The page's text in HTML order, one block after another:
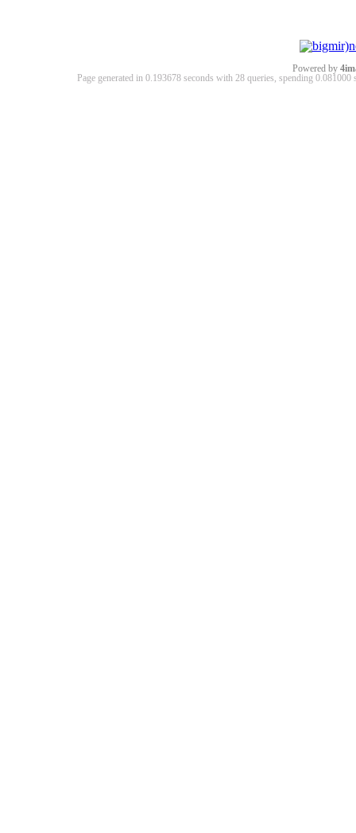
Powered by
Page generated in 0.193678 seconds with 28 queries, spending